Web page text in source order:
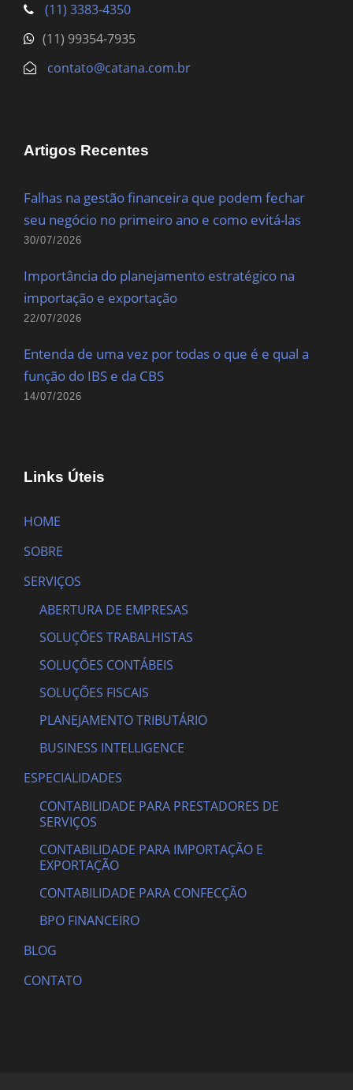
(11) 3383-4350
(11) 99354-7935
contato@catana.com.br
Artigos Recentes
Falhas na gestão financeira que podem fechar
seu negócio no primeiro ano e como evitá-las
30/07/2026
Importância do planejamento estratégico na
importação e exportação
22/07/2026
Entenda de uma vez por todas o que é e qual a
função do IBS e da CBS
14/07/2026
Links Úteis
HOME
SOBRE
SERVIÇOS
ABERTURA DE EMPRESAS
SOLUÇÕES TRABALHISTAS
SOLUÇÕES CONTÁBEIS
SOLUÇÕES FISCAIS
PLANEJAMENTO TRIBUTÁRIO
BUSINESS INTELLIGENCE
ESPECIALIDADES
CONTABILIDADE PARA PRESTADORES DE
SERVIÇOS
CONTABILIDADE PARA IMPORTAÇÃO E
EXPORTAÇÃO
CONTABILIDADE PARA CONFECÇÃO
BPO FINANCEIRO
BLOG
CONTATO